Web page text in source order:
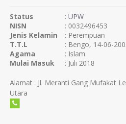
Status : UPW
NISN
: 0032496453
Jenis Kelamin
: Perempuan
T.T.L
: Bengo, 14-06-
Agama
: Islam
Mulai Masuk
: Juli 2018
Alamat : Jl. Meranti Gang Mufakat
Utara